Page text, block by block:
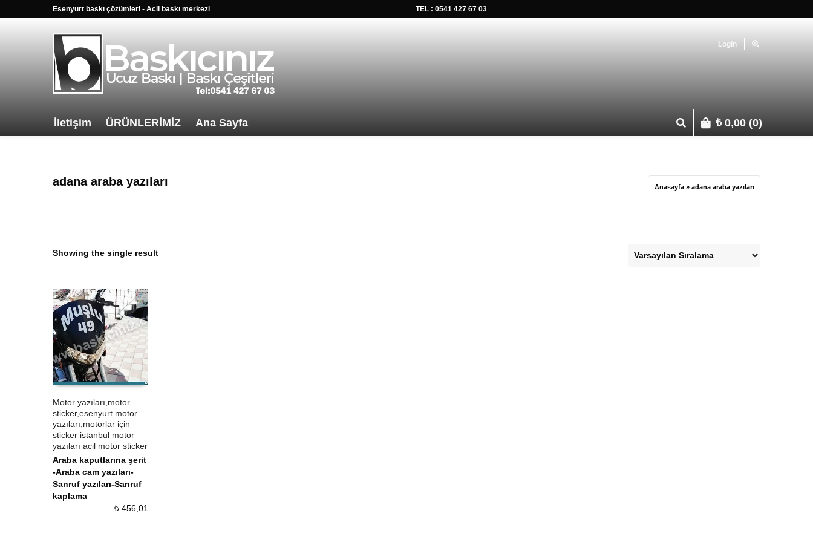
Esenyurt baskı çözümleri - Acil baskı merkezi TEL : 0541 427 67 03
Login
İletişim ÜRÜNLERİMİZ Ana Sayfa ₺0,00 (0)
adana araba yazıları Anasayfa » adana araba yazıları
Showing the single result
ÜRÜN SATIN AL
QUICK VIEW
Motor yazıları,motor
sticker,esenyurt motor
yazıları,motorlar için
sticker istanbul motor
yazıları acil motor sticker
Araba kaputlarına şerit
-Araba cam yazıları-
Sanruf yazıları-Sanruf
kaplama
₺456,01